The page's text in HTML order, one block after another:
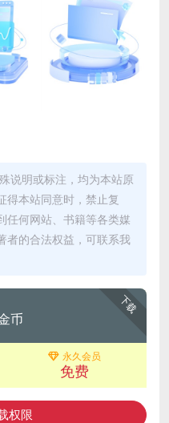
说明或标注，均为本站原
得本站同意时，禁止复
任何网站、书籍等各类媒
者的合法权益，可联系我
下载
币
永久会员
免费
权限